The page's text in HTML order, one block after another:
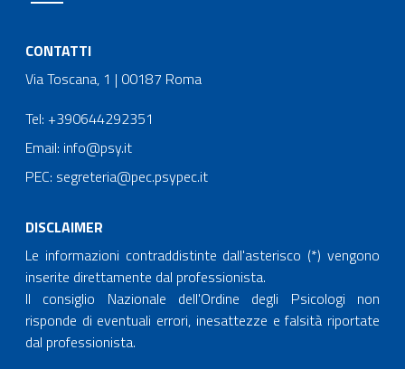
CONTATTI
Via Toscana, 1 | 00187 Roma
Tel: +390644292351
Email: info@psy.it
PEC: segreteria@pec.psypec.it
DISCLAIMER
Le informazioni contraddistinte dall'asterisco (*) vengono
inserite direttamente dal professionista.
Il consiglio Nazionale dell'Ordine degli Psicologi non
risponde di eventuali errori, inesattezze e falsità riportate
dal professionista.